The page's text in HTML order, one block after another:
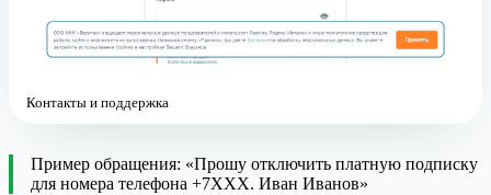
Контакты и поддержка
Пример обращения: «Прошу отключить платную подписку
для номера телефона +7XXX. Иван Иванов»